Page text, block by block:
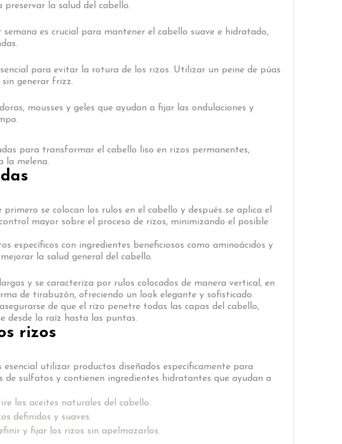
la salud del cabello.
es crucial para mantener el cabello suave e hidratado,
para evitar la rotura de los rizos. Utilizar un peine de púas
generar frizz.
mousses y geles que ayudan a fijar las ondulaciones y
para transformar el cabello liso en rizos permanentes,
la melena.
se colocan los rulos en el cabello y después se aplica el
mayor sobre el proceso de rizos, minimizando el posible
específicos con ingredientes beneficiosos como aminoácidos y
la salud general del cabello.
y se caracteriza por rulos colocados de manera vertical, en
de tirabuzón, ofreciendo un look elegante y sofisticado.
de que el rizo penetre todas las capas del cabello,
desde la raíz hasta las puntas.
rizos
utilizar productos diseñados específicamente para
de sulfatos y contienen ingredientes hidratantes que ayudan a
los aceites naturales del cabello.
definidos y suaves.
y fijar los rizos sin apelmazarlos.